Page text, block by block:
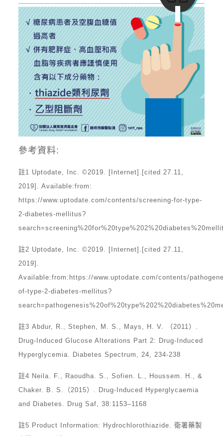
參考資料:
註1 Uptodate, Inc. ©2019. [Internet].[cited 27.11,
2019]. Available:from:
https://www.uptodate.com/contents/screening-for-type-
2-diabetes-mellitus?
註2 Uptodate, Inc. ©2019. [Internet].[cited 27.11,
2019].
Available:from:https://www.uptodate.com/contents/
of-type-2-diabetes-mellitus?
註3 Abdur, R., Stephen, M. S., Mays, H. V. （2011）.
Drug-Induced Glucose Alterations Part 2: Drug-Induced
Hyperglycemia. Diabetes Spectrum, 24, 234-238
註4 Neila. F., Raoudha. S., Sofien. L., Houssem. H., &
Chaker. B. S.（2015）. Drug-Induced Hyperglycaemia
and Diabetes. Drug Saf, 38:1153–1168
註5 Product Information: Hydrochlorothiazide. 衛署藥製